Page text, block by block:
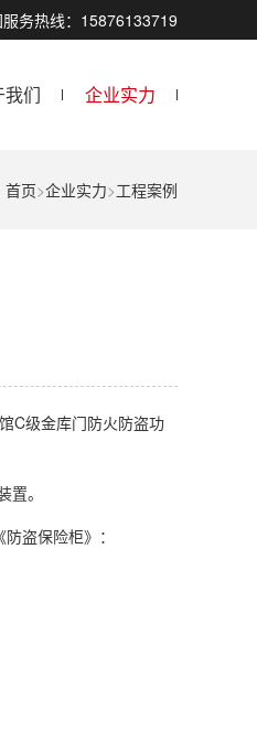
务热线：15876133719
我们 企业实力
首页>企业实力>工程案例
C级金库门防火防盗功
。
盗保险柜》：